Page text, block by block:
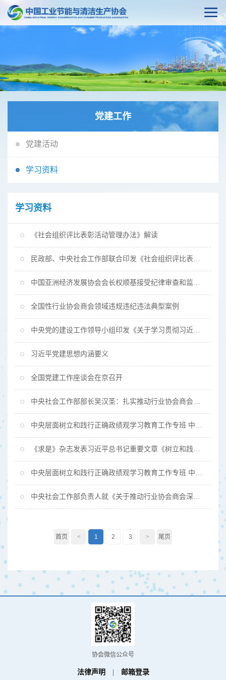
党建工作
党建活动
学习资料
学习资料
《社会组织评比表彰活动管理办法》解读
民政部、中央社会工作部联合印发《社会组织评比表彰活动管理办法》
中国亚洲经济发展协会会长权顺基接受纪律审查和监察调查
全国性行业协会商会领域违规违纪违法典型案例
中央党的建设工作领导小组印发《关于学习贯彻习近平党建思想的通知》
习近平党建思想内涵要义
全国党建工作座谈会在京召开
中央社会工作部部长吴汉圣：扎实推动行业协会商会深化改革迈出新步伐
中央层面树立和践行正确政绩观学习教育工作专班 中央纪委办公厅公开通报中国航空器材集团有限公司任宇、赵保辉等政绩观扭曲错位、欺瞒组织、侵害群众利益等问题
《求是》杂志发表习近平总书记重要文章《树立和践行正确政绩观》
中央层面树立和践行正确政绩观学习教育工作专班 中央纪委办公厅公开通报四川省昭觉县、湖北省文化和旅游厅及湖北艺术职业学院政绩观存在偏差、不顾实际使用财政资金问题
中央社会工作部负责人就《关于推动行业协会商会深化改革的意见》答记者问
首页 < 1 2 3 > 尾页
协会微信公众号
法律声明 邮箱登录